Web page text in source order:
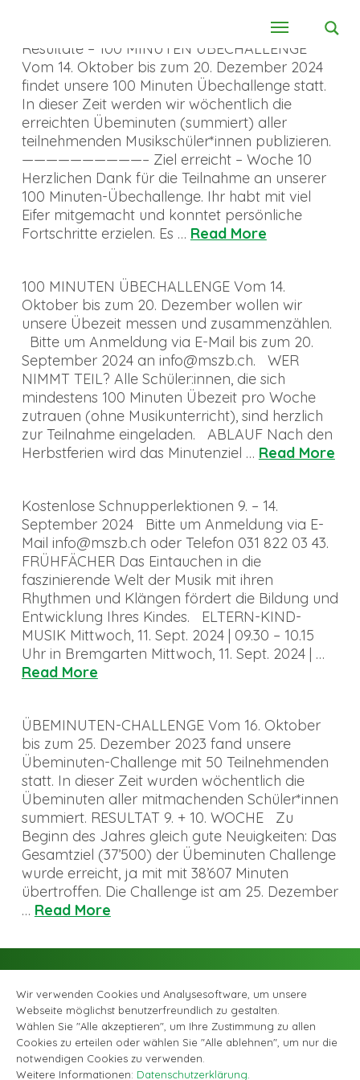
Resultate – 100 MINUTEN ÜBECHALLENGE
Vom 14. Oktober bis zum 20. Dezember 2024
findet unsere 100 Minuten Übechallenge statt.
In dieser Zeit werden wir wöchentlich die
erreichten Übeminuten (summiert) aller
teilnehmenden Musikschüler*innen publizieren.
——————————– Ziel erreicht – Woche 10
Herzlichen Dank für die Teilnahme an unserer
100 Minuten-Übechallenge. Ihr habt mit viel
Eifer mitgemacht und konntet persönliche
Fortschritte erzielen. Es … Read More
100 MINUTEN ÜBECHALLENGE Vom 14.
Oktober bis zum 20. Dezember wollen wir
unsere Übezeit messen und zusammenzählen.
Bitte um Anmeldung via E-Mail bis zum 20.
September 2024 an info@mszb.ch. WER
NIMMT TEIL? Alle Schüler:innen, die sich
mindestens 100 Minuten Übezeit pro Woche
zutrauen (ohne Musikunterricht), sind herzlich
zur Teilnahme eingeladen. ABLAUF Nach den
Herbstferien wird das Minutenziel … Read More
Kostenlose Schnupperlektionen 9. – 14.
September 2024 Bitte um Anmeldung via E-
Mail info@mszb.ch oder Telefon 031 822 03 43.
FRÜHFÄCHER Das Eintauchen in die
faszinierende Welt der Musik mit ihren
Rhythmen und Klängen fördert die Bildung und
Entwicklung Ihres Kindes. ELTERN-KIND-
MUSIK Mittwoch, 11. Sept. 2024 | 09.30 – 10.15
Uhr in Bremgarten Mittwoch, 11. Sept. 2024 | …
Read More
ÜBEMINUTEN-CHALLENGE Vom 16. Oktober
bis zum 25. Dezember 2023 fand unsere
Übeminuten-Challenge mit 50 Teilnehmenden
statt. In dieser Zeit wurden wöchentlich die
Übeminuten aller mitmachenden Schüler*innen
summiert. RESULTAT 9. + 10. WOCHE Zu
Beginn des Jahres gleich gute Neuigkeiten: Das
Gesamtziel (37’500) der Übeminuten Challenge
wurde erreicht, ja mit mit 38’607 Minuten
übertroffen. Die Challenge ist am 25. Dezember
… Read More
FacebookInstagram
© Musikschule Zollikofen Bremgarten, alle Rechte vorbehalten |
Datenschutzerklärung|Webagentur GABRIEL DESIGN
Wir verwenden Cookies und Analysesoftware, um unsere
Webseite möglichst benutzerfreundlich zu gestalten.
Wählen Sie "Alle akzeptieren", um Ihre Zustimmung zu allen
Cookies zu erteilen oder wählen Sie "Alle ablehnen", um nur die
notwendigen Cookies zu verwenden.
Weitere Informationen: Datenschutzerklärung